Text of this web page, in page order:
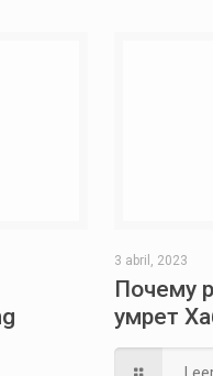
3 abril, 2023
Почему
умрет